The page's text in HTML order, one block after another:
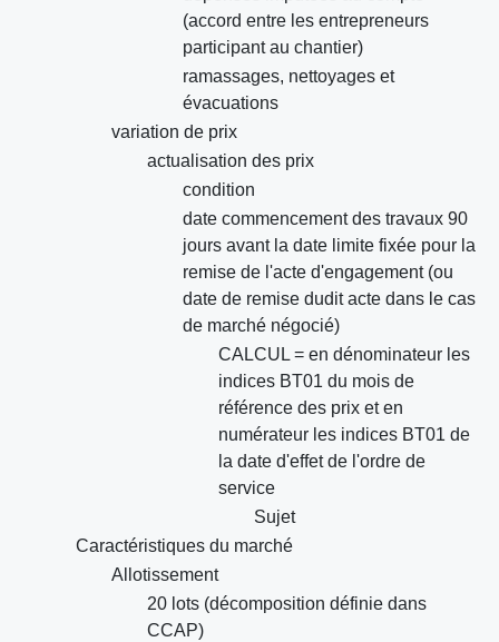
(accord entre les entrepreneurs
participant au chantier)
ramassages, nettoyages et
évacuations
variation de prix
actualisation des prix
condition
date commencement des travaux 90
jours avant la date limite fixée pour la
remise de l'acte d'engagement (ou
date de remise dudit acte dans le cas
de marché négocié)
CALCUL = en dénominateur les
indices BT01 du mois de
référence des prix et en
numérateur les indices BT01 de
la date d'effet de l'ordre de
service
Sujet
Caractéristiques du marché
Allotissement
20 lots (décomposition définie dans
CCAP)